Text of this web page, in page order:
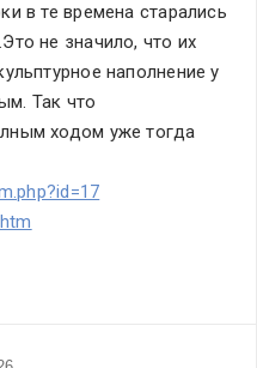
в те времена старались
не значило, что их
наполнение у
Так что
ходом уже тогда